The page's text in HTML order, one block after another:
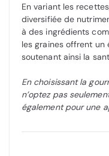
En variant les
diversifiée de
à des ingrédients
les graines offrent un
soutenant ainsi la
En choisissant la
n’optez pas
également pour une